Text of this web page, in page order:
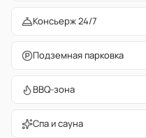
Консьерж 24/7
Подземная парковка
BBQ-зона
Спа и сауна